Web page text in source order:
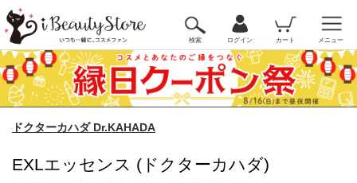
検索 ログイン カート メニュー
ドクターカハダ Dr.KAHADA
EXLエッセンス (ドクターカハダ)